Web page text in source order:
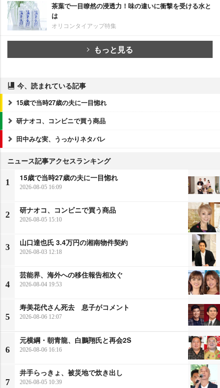
茶葉で一目瞭然の浸透力！味の違いに衝撃を受ける水と
は
オリコンタイアップ特集
もっと見る
今、読まれている記事
15歳で当時27歳の夫に一目惚れ
研ナオコ、コンビニで買う商品
田中みな実、うっかりネタバレ
ニュース記事アクセスランキング
1
15歳で当時27歳の夫に一目惚れ
2026-08-05 16:09
2
研ナオコ、コンビニで買う商品
2026-08-05 15:10
3
山口達也氏 3.4万円の湘南物件契約
2026-08-03 12:18
4
芸能界、海外への移住報告相次ぐ
2026-08-04 19:53
5
寿美花代さん死去 息子がコメント
2026-08-06 12:07
6
元横綱・朝青龍、白鵬翔氏と再会2S
2026-08-06 16:16
7
井手らっきょ、被災地で炊き出し
2026-08-05 10:39